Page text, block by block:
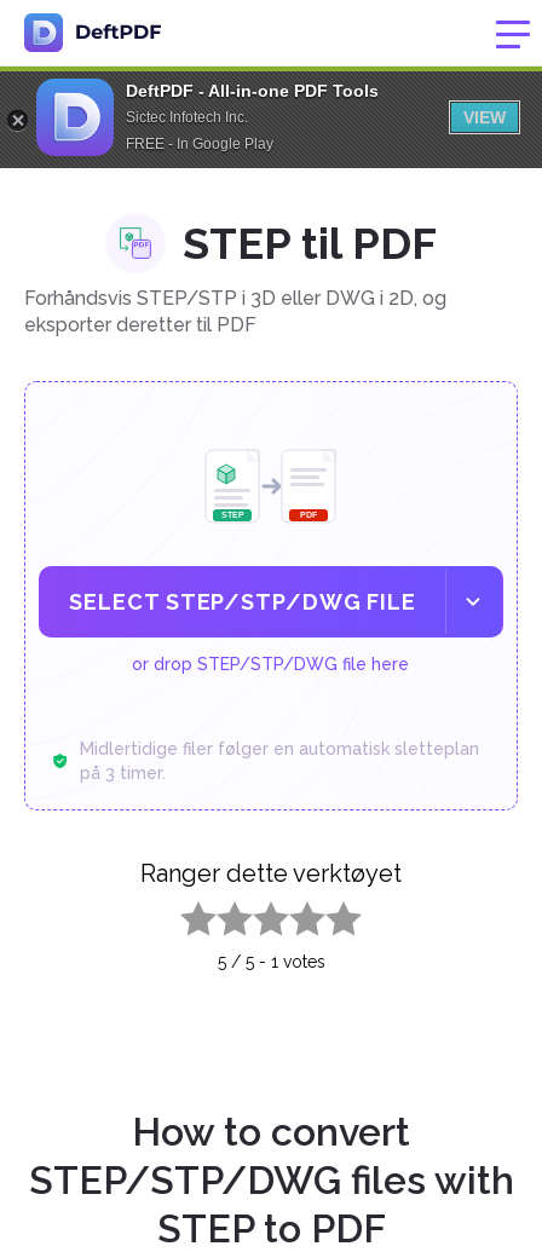
DeftPDF - All-in-one PDF Tools
Sictec Infotech Inc.
FREE - In Google Play
VIEW
STEP til PDF
Forhåndsvis STEP/STP i 3D eller DWG i 2D, og
eksporter deretter til PDF
SELECT STEP/STP/DWG FILE
or drop STEP/STP/DWG file here
Midlertidige filer følger en automatisk sletteplan
på 3 timer.
Ranger dette verktøyet
5/ 5- 1 votes
How to convert
STEP/STP/DWG files with
STEP to PDF